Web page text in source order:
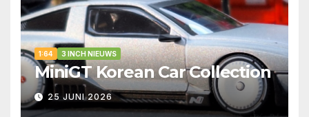
1:64 3 INCH NIEUWS
MiniGT Korean Car Collection
25 JUNI 2026